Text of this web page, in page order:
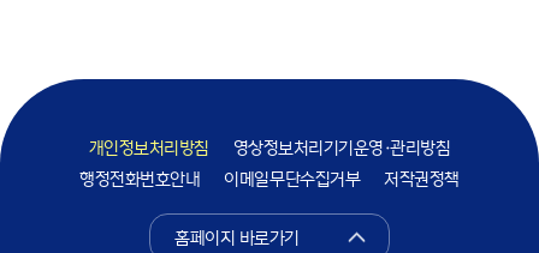
개인정보처리방침
영상정보처리기기운영·관리방침
행정전화번호안내
이메일무단수집거부 저작권정책
홈페이지 바로가기